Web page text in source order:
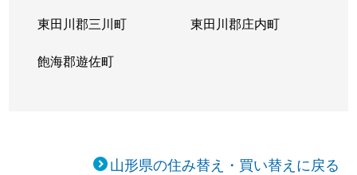
東田川郡三川町 東田川郡庄内町
飽海郡遊佐町
山形県の住み替え・買い替えに戻る